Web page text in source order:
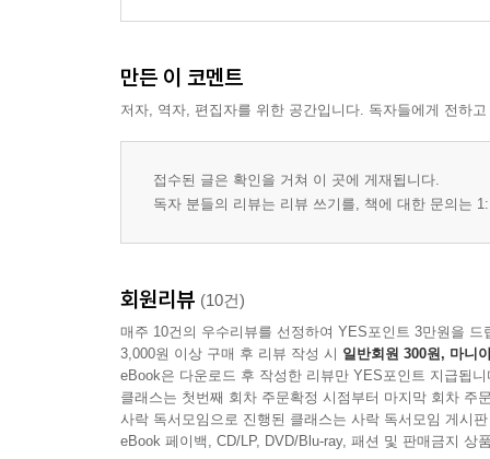
만든 이 코멘트
저자, 역자, 편집자를 위한 공간입니다. 독자들에게 전하
접수된 글은 확인을 거쳐 이 곳에 게재됩니다.
독자 분들의 리뷰는 리뷰 쓰기를, 책에 대한 문의는
회원리뷰 (10건)
매주 10건의 우수리뷰를 선정하여 YES포인트 3만원을 드
3,000원 이상 구매 후 리뷰 작성 시 일반회원 300원, 마니
eBook은 다운로드 후 작성한 리뷰만 YES포인트 지급됩니
클래스는 첫번째 회차 주문확정 시점부터 마지막 회차 주
사락 독서모임으로 진행된 클래스는 사락 독서모임 게시
eBook 페이백, CD/LP, DVD/Blu-ray, 패션 및 판매금지 상